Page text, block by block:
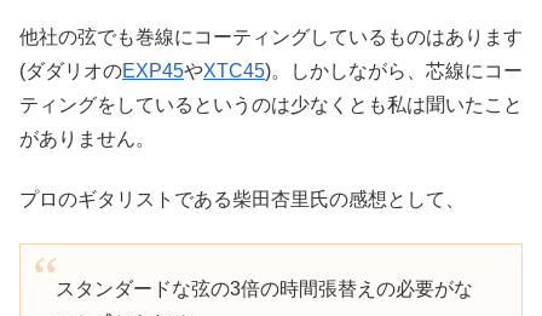
他社の弦でも巻線にコーティングしているものはあります
(ダダリオのEXP45やXTC45)。しかしながら、芯線にコー
ティングをしているというのは少なくとも私は聞いたこと
がありません。
プロのギタリストである柴田杏里氏の感想として、
スタンダードな弦の3倍の時間張替えの必要がな